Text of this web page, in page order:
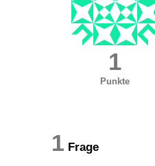
1
Punkte
1 Frage